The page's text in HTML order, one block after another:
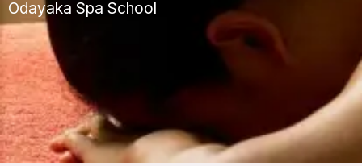
Odayaka Spa School